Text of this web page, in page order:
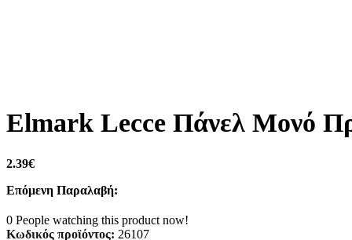
Elmark Lecce Πάνελ Μονό
2.39€
Επόμενη Παραλαβή:
0 People watching this product now!
Κωδικός προϊόντος: 26107